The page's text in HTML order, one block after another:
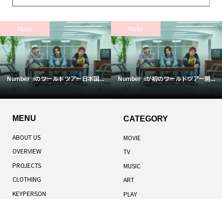
Music
Number_iのワールドツアー日本国...
Music
Number_iが初のワールドツアー開...
MENU
ABOUT US
OVERVIEW
PROJECTS
CLOTHING
KEYPERSON
CATEGORY
MOVIE
TV
MUSIC
ART
PLAY